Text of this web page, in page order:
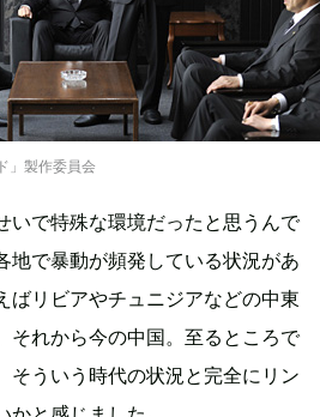
」製作委員会
で特殊な環境だったと思うんで
地で暴動が頻発している状況があ
ばリビアやチュニジアなどの中東
それから今の中国。至るところで
そういう時代の状況と完全にリン